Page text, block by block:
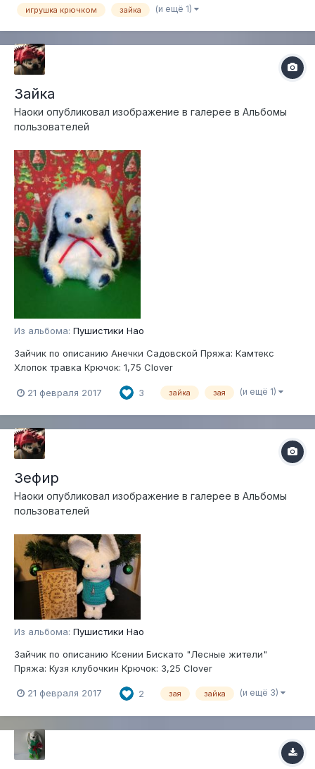
игрушка крючком зайка (и ещё 1)
Зайка
Наоки опубликовал изображение в галерее в Альбомы
пользователей
Из альбома: Пушистики Нао
Зайчик по описанию Анечки Садовской Пряжа: Камтекс
Хлопок травка Крючок: 1,75 Clover
21 февраля 2017 3 зайка зая (и ещё 1)
Зефир
Наоки опубликовал изображение в галерее в Альбомы
пользователей
Из альбома: Пушистики Нао
Зайчик по описанию Ксении Бискато "Лесные жители"
Пряжа: Кузя клубочкин Крючок: 3,25 Clover
21 февраля 2017 2 зая зайка (и ещё 3)